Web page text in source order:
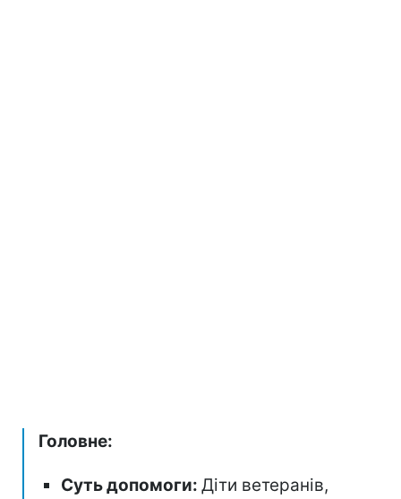
Головне:
Суть допомоги: Діти ветеранів,